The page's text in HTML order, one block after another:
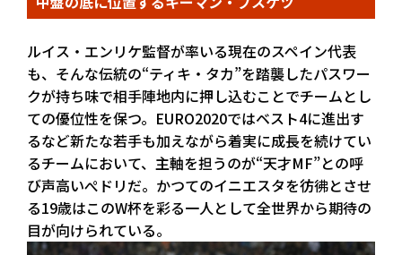
ルイス・エンリケ監督が率いる現在のスペイン代表
も、そんな伝統の“ティキ・タカ”を踏襲したパスワー
クが持ち味で相手陣地内に押し込むことでチームとし
ての優位性を保つ。EURO2020ではベスト4に進出す
るなど新たな若手も加えながら着実に成長を続けてい
るチームにおいて、主軸を担うのが“天才MF”との呼
び声高いぺドリだ。かつてのイニエスタを彷彿とさせ
る19歳はこのW杯を彩る一人として全世界から期待の
目が向けられている。